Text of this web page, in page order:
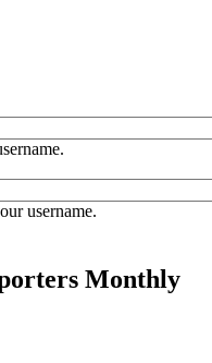
username.
Monthly